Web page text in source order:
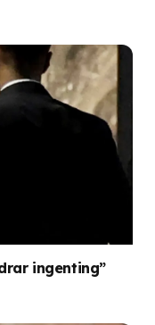
ingenting”